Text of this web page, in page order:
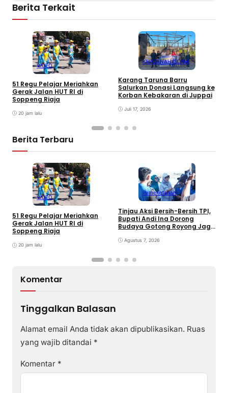
Berita Terkait
VIDEO
51 Regu Pelajar Meriahkan
Gerak Jalan HUT RI di
Soppeng Riaja
20 jam lalu
KHAZANAH ISLAMI
Karang Taruna Barru
Salurkan Donasi Langsung ke
Korban Kebakaran di Juppai
Juli 17, 2026
Berita Terbaru
VIDEO
51 Regu Pelajar Meriahkan
Gerak Jalan HUT RI di
Soppeng Riaja
20 jam lalu
Pemerintahan
Tinjau Aksi Bersih-Bersih TPI,
Bupati Andi Ina Dorong
Budaya Gotong Royong Jaga
Agustus 7, 2026
Komentar
Tinggalkan Balasan
Alamat email Anda tidak akan dipublikasikan. Ruas
yang wajib ditandai *
Komentar *